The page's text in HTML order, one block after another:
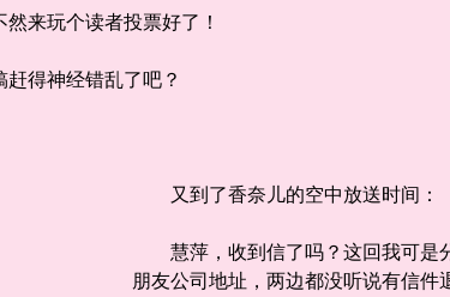
来玩个读者投票好了！
得神经错乱了吧？
又到了香奈儿的空中放送时间：
慧萍，收到信了吗？这回我可是
朋友公司地址，两边都没听说有信